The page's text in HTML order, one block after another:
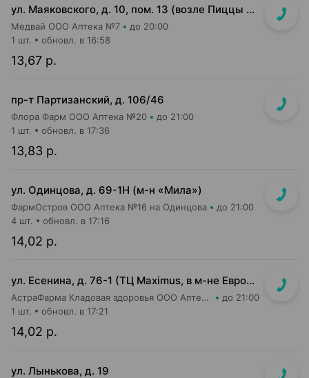
ул. Маяковского, д. 10, пом. 13 (возле Пиццы Мании)
Медвай ООО Аптека №7 до 20:00
13,67 р.
1 шт. обновл. в 16:58
пр-т Партизанский, д. 106/46
Флора Фарм ООО Аптека №20 до 21:00
13,83 р.
1 шт. обновл. в 17:36
ул. Одинцова, д. 69-1Н (м-н «Мила»)
ФармОстров ООО Аптека №16 на Одинцова до 21:00
14,02 р.
4 шт. обновл. в 17:16
ул. Есенина, д. 76-1 (ТЦ Maximus, в м-не Евроопт Super)
АстраФарма Кладовая здоровья ООО Аптека №9 до 21:00
14,02 р.
1 шт. обновл. в 17:21
ул. Лынькова, д. 19